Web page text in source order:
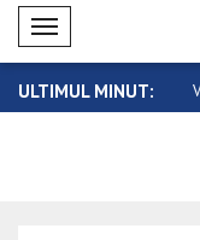
Mobil Menü
ULTIMUL MINUT:
nu este cineva care vrea